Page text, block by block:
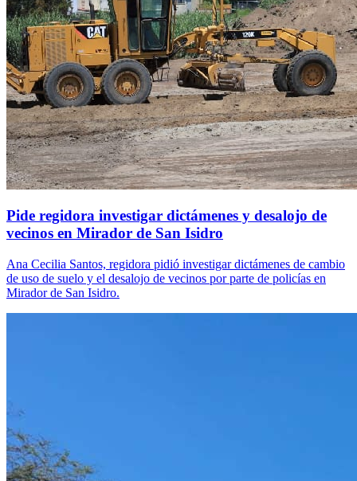
Pide regidora investigar dictámenes y desalojo de
vecinos en Mirador de San Isidro
Ana Cecilia Santos, regidora pidió investigar dictámenes de cambio
de uso de suelo y el desalojo de vecinos por parte de policías en
Mirador de San Isidro.